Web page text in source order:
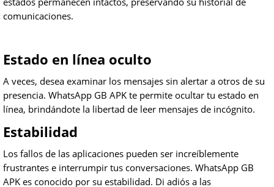
comunicaciones.
Estado en línea oculto
A veces, desea examinar los mensajes sin alertar a otros de su
presencia. WhatsApp GB APK te permite ocultar tu estado en
línea, brindándote la libertad de leer mensajes de incógnito.
Estabilidad
Los fallos de las aplicaciones pueden ser increíblemente
frustrantes e interrumpir tus conversaciones. WhatsApp GB
APK es conocido por su estabilidad. Di adiós a las